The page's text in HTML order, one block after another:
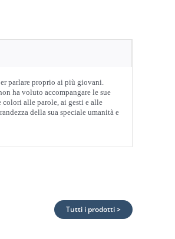
parlare proprio ai più giovani.
ha voluto accompangare le sue
colori alle parole, ai gesti e alle
della sua speciale umanità e
Tutti i prodotti >